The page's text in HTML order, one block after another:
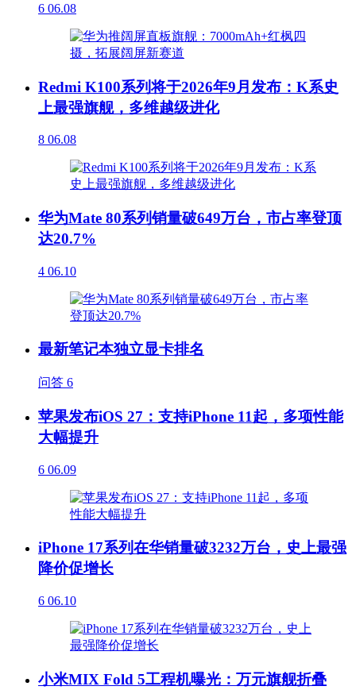
6 06.08
Redmi K100系列将于2026年9月发布：K系史
上最强旗舰，多维越级进化
8 06.08
华为Mate 80系列销量破649万台，市占率登顶
达20.7%
4 06.10
最新笔记本独立显卡排名
问答 6
苹果发布iOS 27：支持iPhone 11起，多项性能
大幅提升
6 06.09
iPhone 17系列在华销量破3232万台，史上最强
降价促增长
6 06.10
小米MIX Fold 5工程机曝光：万元旗舰折叠